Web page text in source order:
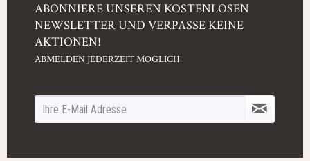
ABONNIERE UNSEREN KOSTENLOSEN
NEWSLETTER UND VERPASSE KEINE
AKTIONEN!
ABMELDEN JEDERZEIT MÖGLICH